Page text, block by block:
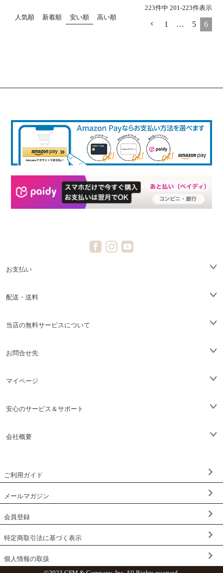
人気順 新着順 安い順 高い順
223件中 201-223件表示
1 … 5 6
お支払い
配送・送料
当店の無料サービスについて
お問合せ先
マイページ
安心のサービス＆サポート
会社概要
ご利用ガイド
メールマガジン
会員登録
特定商取引法に基づく表示
個人情報の取扱